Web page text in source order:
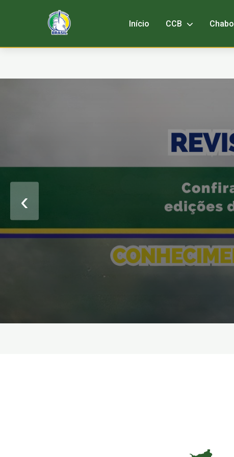
Início CCB Chabo
‹